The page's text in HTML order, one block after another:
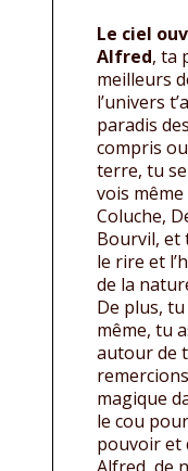
Le ciel
Alfred, ta
meilleurs
l’univers
paradis
compris
terre, tu
vois
Coluche,
Bourvil, et
le rire et
de la
De plus,
même, tu
autour de
magique
le cou
pouvoir et